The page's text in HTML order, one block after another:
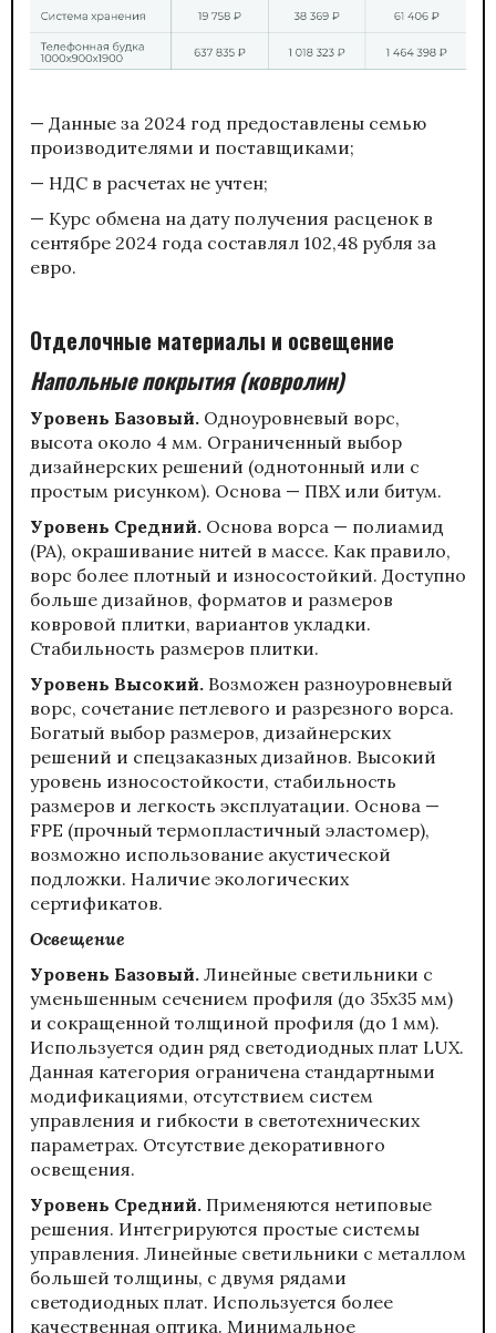
— Данные за 2024 год предоставлены семью
производителями и поставщиками;
— НДС в расчетах не учтен;
— Курс обмена на дату получения расценок в
сентябре 2024 года составлял 102,48 рубля за
евро.
Отделочные материалы и освещение
Напольные покрытия (ковролин)
Уровень Базовый. Одноуровневый ворс,
высота около 4 мм. Ограниченный выбор
дизайнерских решений (однотонный или с
простым рисунком). Основа — ПВХ или битум.
Уровень Средний. Основа ворса — полиамид
(PA), окрашивание нитей в массе. Как правило,
ворс более плотный и износостойкий. Доступно
больше дизайнов, форматов и размеров
ковровой плитки, вариантов укладки.
Стабильность размеров плитки.
Уровень Высокий. Возможен разноуровневый
ворс, сочетание петлевого и разрезного ворса.
Богатый выбор размеров, дизайнерских
решений и спецзаказных дизайнов. Высокий
уровень износостойкости, стабильность
размеров и легкость эксплуатации. Основа —
FPE (прочный термопластичный эластомер),
возможно использование акустической
подложки. Наличие экологических
сертификатов.
Освещение
Уровень Базовый. Линейные светильники с
уменьшенным сечением профиля (до 35х35 мм)
и сокращенной толщиной профиля (до 1 мм).
Используется один ряд светодиодных плат LUX.
Данная категория ограничена стандартными
модификациями, отсутствием систем
управления и гибкости в светотехнических
параметрах. Отсутствие декоративного
освещения.
Уровень Средний. Применяются нетиповые
решения. Интегрируются простые системы
управления. Линейные светильники с металлом
большей толщины, с двумя рядами
светодиодных плат. Используется более
качественная оптика. Минимальное